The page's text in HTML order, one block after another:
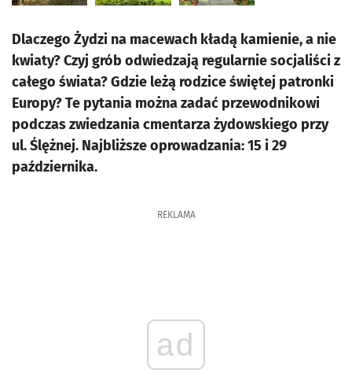
Dlaczego Żydzi na macewach kładą kamienie, a nie
kwiaty? Czyj grób odwiedzają regularnie socjaliści z
całego świata? Gdzie leżą rodzice świętej patronki
Europy? Te pytania można zadać przewodnikowi
podczas zwiedzania cmentarza żydowskiego przy
ul. Ślężnej. Najbliższe oprowadzania: 15 i 29
października.
REKLAMA
ad